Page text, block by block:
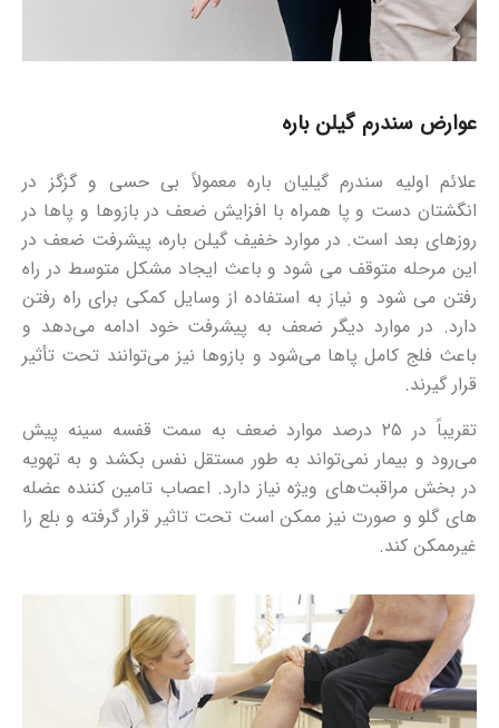
عوارض سندرم گیلن باره
علائم اولیه سندرم گیلیان باره معمولاً بی حسی و گزگز در
انگشتان دست و پا همراه با افزایش ضعف در بازوها و پاها در
روزهای بعد است. در موارد خفیف گیلن باره، پیشرفت ضعف در
این مرحله متوقف می شود و باعث ایجاد مشکل متوسط ​​در راه
رفتن می شود و نیاز به استفاده از وسایل کمکی برای راه رفتن
دارد. در موارد دیگر ضعف به پیشرفت خود ادامه می‌دهد و
باعث فلج کامل پاها می‌شود و بازوها نیز می‌توانند تحت تأثیر
قرار گیرند.
تقریباً در ۲۵ درصد موارد ضعف به سمت قفسه سینه پیش
می‌رود و بیمار نمی‌تواند به طور مستقل نفس بکشد و به تهویه
در بخش مراقبت‌های ویژه نیاز دارد. اعصاب تامین کننده عضله
های گلو و صورت نیز ممکن است تحت تاثیر قرار گرفته و بلع را
غیرممکن کند.